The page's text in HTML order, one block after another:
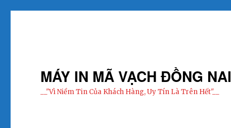
MÁY IN MÃ VẠCH ĐỒNG NAI
__"Vì Niềm Tin Của Khách Hàng, Uy Tín Là Trên Hết"__